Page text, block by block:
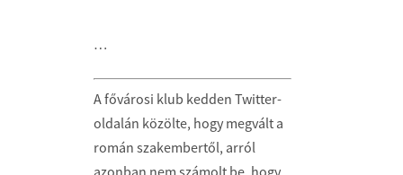
…
A fővárosi klub kedden Twitter-
oldalán közölte, hogy megvált a
román szakembertől, arról
azonban nem számolt be, hogy